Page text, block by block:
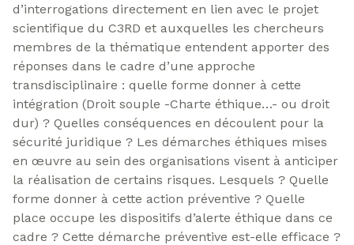
d’interrogations directement en lien avec le projet
scientifique du C3RD et auxquelles les chercheurs
membres de la thématique entendent apporter des
réponses dans le cadre d’une approche
transdisciplinaire : quelle forme donner à cette
intégration (Droit souple -Charte éthique…- ou droit
dur) ? Quelles conséquences en découlent pour la
sécurité juridique ? Les démarches éthiques mises
en œuvre au sein des organisations visent à anticiper
la réalisation de certains risques. Lesquels ? Quelle
forme donner à cette action préventive ? Quelle
place occupe les dispositifs d’alerte éthique dans ce
cadre ? Cette démarche préventive est-elle efficace ?